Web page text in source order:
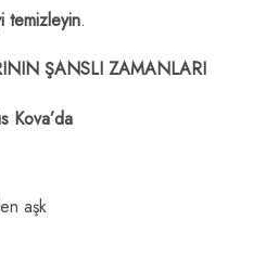
temizleyin.
ŞANSLI ZAMANLARI
Kova’da
aşk